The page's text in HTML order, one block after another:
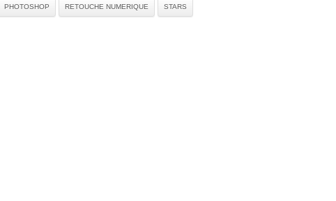
PHOTOSHOP RETOUCHE NUMERIQUE STARS